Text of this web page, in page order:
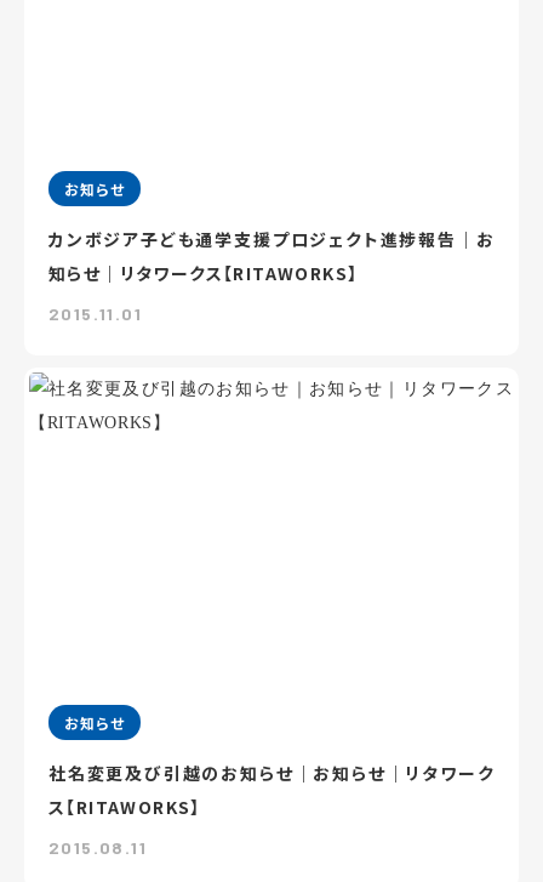
お知らせ
カンボジア子ども通学支援プロジェクト進捗報告｜お
知らせ｜リタワークス【RITAWORKS】
2015.11.01
お知らせ
社名変更及び引越のお知らせ｜お知らせ｜リタワーク
ス【RITAWORKS】
2015.08.11